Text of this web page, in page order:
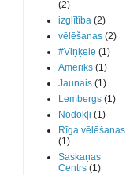
(2)
izglītība (2)
vēlēšanas (2)
#Viņķele (1)
Ameriks (1)
Jaunais (1)
Lembergs (1)
Nodokļi (1)
Rīga vēlēšanas
(1)
Saskaņas
Centrs (1)